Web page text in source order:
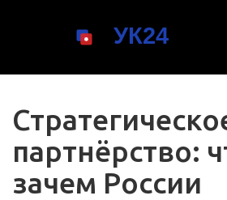
партнёрство:
зачем России